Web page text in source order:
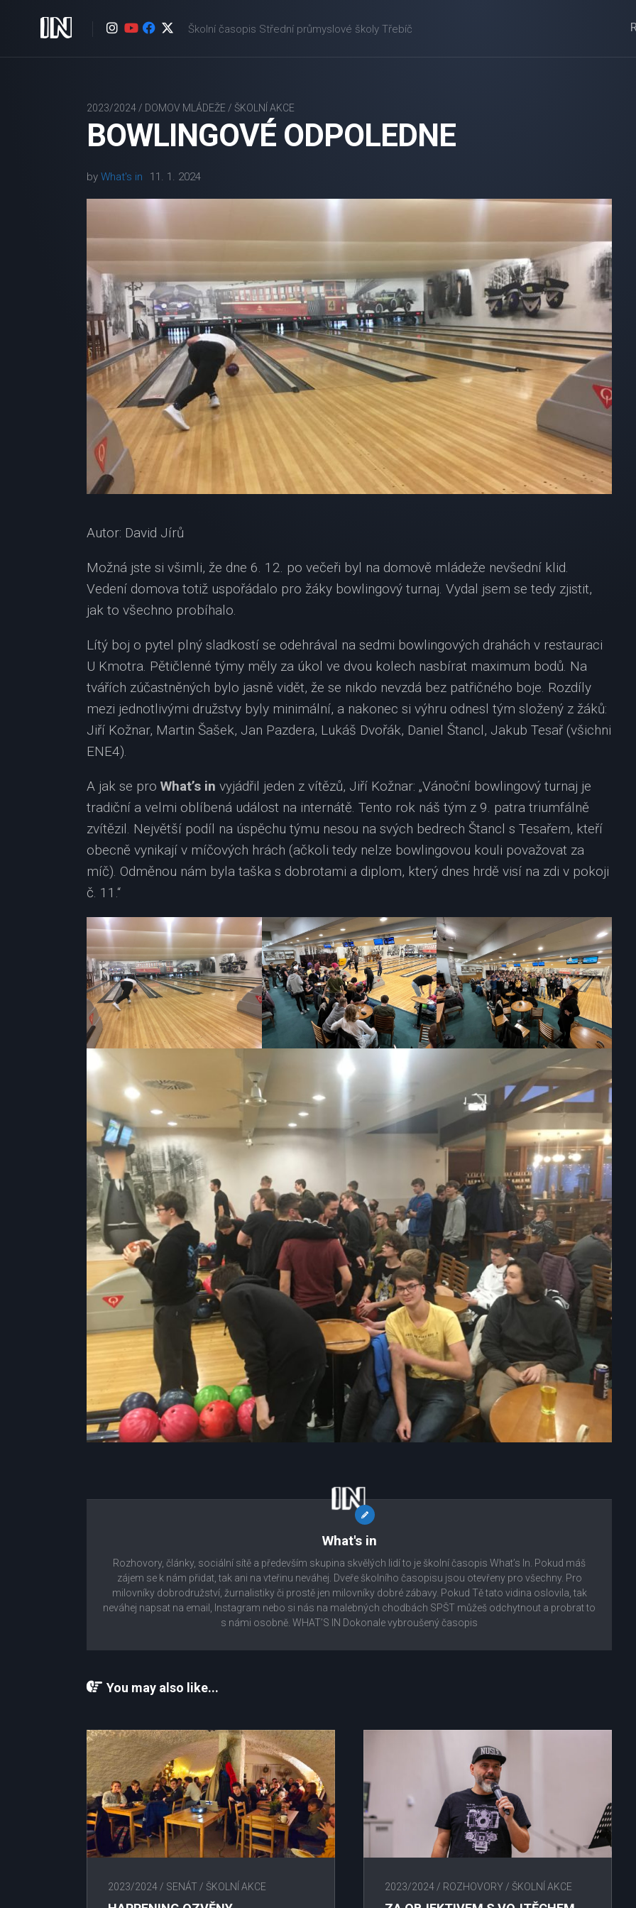
Školní časopis Střední průmyslové školy Třebíč
2023/2024 / DOMOV MLÁDEŽE / ŠKOLNÍ AKCE
BOWLINGOVÉ ODPOLEDNE
by What's in 11. 1. 2024
Autor: David Jírů
Možná jste si všimli, že dne 6. 12. po večeři byl na domově mládeže nevšední klid.
Vedení domova totiž uspořádalo pro žáky bowlingový turnaj. Vydal jsem se tedy zjistit,
jak to všechno probíhalo.
Lítý boj o pytel plný sladkostí se odehrával na sedmi bowlingových drahách v restauraci
U Kmotra. Pětičlenné týmy měly za úkol ve dvou kolech nasbírat maximum bodů. Na
tvářích zúčastněných bylo jasně vidět, že se nikdo nevzdá bez patřičného boje. Rozdíly
mezi jednotlivými družstvy byly minimální, a nakonec si výhru odnesl tým složený z žáků:
Jiří Kožnar, Martin Šašek, Jan Pazdera, Lukáš Dvořák, Daniel Štancl, Jakub Tesař (všichni
ENE4).
A jak se pro What’s in vyjádřil jeden z vítězů, Jiří Kožnar: „Vánoční bowlingový turnaj je
tradiční a velmi oblíbená událost na internátě. Tento rok náš tým z 9. patra triumfálně
zvítězil. Největší podíl na úspěchu týmu nesou na svých bedrech Štancl s Tesařem, kteří
obecně vynikají v míčových hrách (ačkoli tedy nelze bowlingovou kouli považovat za
míč). Odměnou nám byla taška s dobrotami a diplom, který dnes hrdě visí na zdi v pokoji
č. 11.“
What's in
Rozhovory, články, sociální sítě a především skupina skvělých lidí to je školní časopis What’s In. Pokud máš
zájem se k nám přidat, tak ani na vteřinu neváhej. Dveře školního časopisu jsou otevřeny pro všechny. Pro
milovníky dobrodružství, žurnalistiky či prostě jen milovníky dobré zábavy. Pokud Tě tato vidina oslovila, tak
neváhej napsat na email, Instagram nebo si nás na malebných chodbách SPŠT můžeš odchytnout a probrat to
s námi osobně. WHAT’S IN Dokonale vybroušený časopis
You may also like...
2023/2024 / SENÁT / ŠKOLNÍ AKCE 2023/2024 / ROZHOVORY / ŠKOLNÍ AKCE